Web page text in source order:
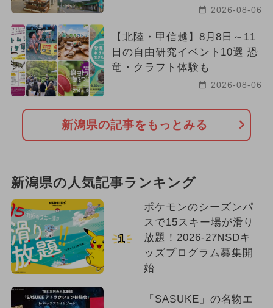
2026-08-06
【北陸・甲信越】8月8日～11
日の自由研究イベント10選 恐
竜・クラフト体験も
2026-08-06
新潟県の記事をもっとみる
新潟県の人気記事ランキング
1
ポケモンのシーズンパ
スで15スキー場が滑り
放題！2026-27NSDキ
ッズプログラム募集開
始
「SASUKE」の名物エ